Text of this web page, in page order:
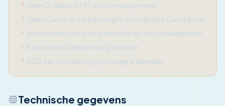
Geen 3-deurs of ST stationwagon meer
Geen Cupra versie (vervangen door aparte Cupra Ibiza)
Achterbankruimte nog steeds krap voor volwassenen
Basisversies hebben karig interieur
DSG kan schokkerig zijn bij lage snelheden
Technische gegevens